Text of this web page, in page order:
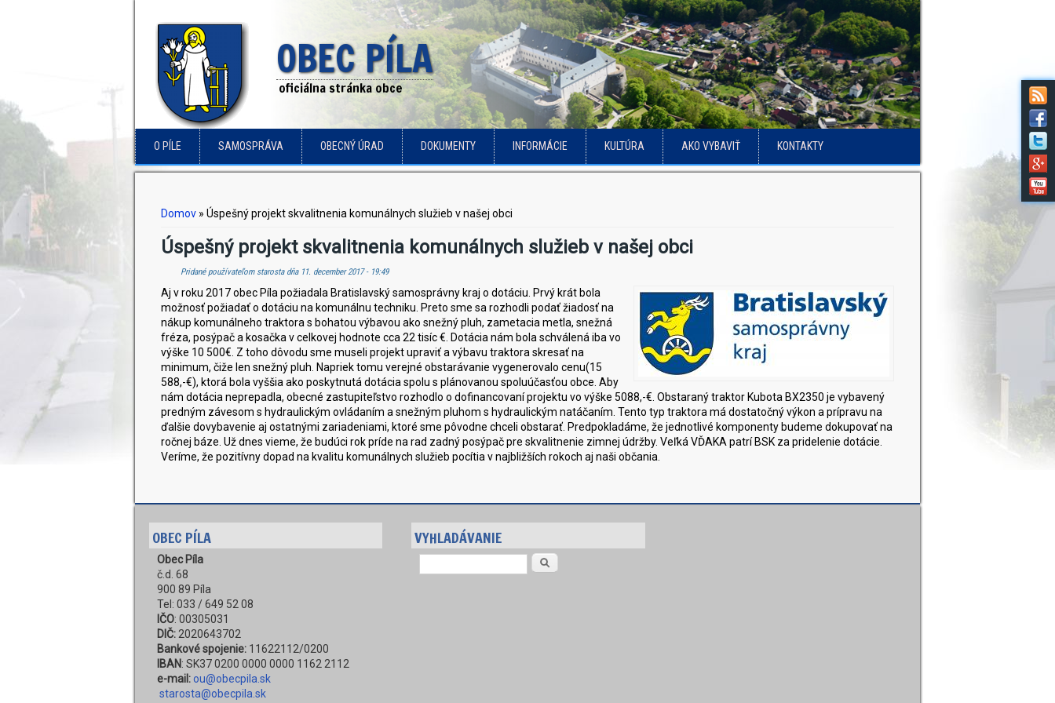
OBEC PÍLA
oficiálna stránka obce
O PÍLE SAMOSPRÁVA OBECNÝ ÚRAD DOKUMENTY INFORMÁCIE KULTÚRA AKO VYBAVIŤ KONTAKTY
Nachádzate sa tu
Domov » Úspešný projekt skvalitnenia komunálnych služieb v našej obci
Úspešný projekt skvalitnenia komunálnych služieb v našej obci
Pridané používateľom starostadňa 11. december 2017 - 19:49
Aj v roku 2017 obec Píla požiadala Bratislavský samosprávny kraj o dotáciu. Prvý krát bola
možnosť požiadať o dotáciu na komunálnu techniku. Preto sme sa rozhodli podať žiadosť na
nákup komunálneho traktora s bohatou výbavou ako snežný pluh, zametacia metla, snežná
fréza, posýpač a kosačka v celkovej hodnote cca 22 tisíc €. Dotácia nám bola schválená iba vo
výške 10 500€. Z toho dôvodu sme museli projekt upraviť a výbavu traktora skresať na
minimum, čiže len snežný pluh. Napriek tomu verejné obstarávanie vygenerovalo cenu(15
588,-€), ktorá bola vyššia ako poskytnutá dotácia spolu s plánovanou spoluúčasťou obce. Aby
nám dotácia neprepadla, obecné zastupiteľstvo rozhodlo o dofinancovaní projektu vo výške 5088,-€. Obstaraný traktor Kubota BX2350 je vybavený
predným závesom s hydraulickým ovládaním a snežným pluhom s hydraulickým natáčaním. Tento typ traktora má dostatočný výkon a prípravu na
ďalšie dovybavenie aj ostatnými zariadeniami, ktoré sme pôvodne chceli obstarať. Predpokladáme, že jednotlivé komponenty budeme dokupovať na
ročnej báze. Už dnes vieme, že budúci rok príde na rad zadný posýpač pre skvalitnenie zimnej údržby. Veľká VĎAKA patrí BSK za pridelenie dotácie.
Veríme, že pozitívny dopad na kvalitu komunálnych služieb pocítia v najbližších rokoch aj naši občania.
OBEC PÍLA
Obec Píla
č.d. 68
900 89 Píla
Tel: 033 / 649 52 08
IČO: 00305031
DIČ:2020643702
Bankové spojenie:11622112/0200
IBAN: SK37 0200 0000 0000 1162 2112
e-mail:ou@obecpila.sk
starosta@obecpila.sk
VYHLADÁVANIE